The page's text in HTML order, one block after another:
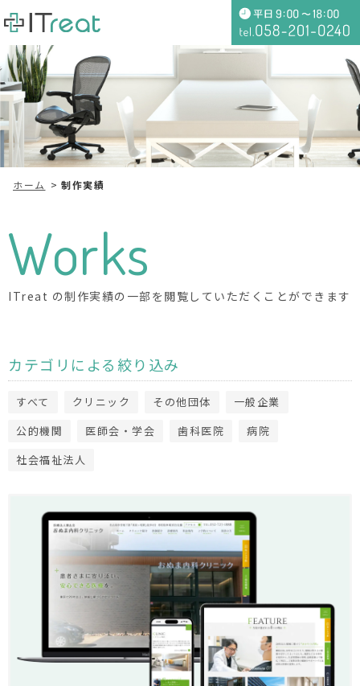
ホーム 制作実績
Works
ITreat の制作実績の一部を閲覧していただくことができます
カテゴリによる絞り込み
すべて クリニック その他団体
一般企業
公的機関
医師会・学会 歯科医院
病院
社会福祉法人